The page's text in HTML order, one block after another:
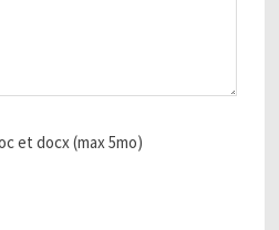
et docx (max 5mo)